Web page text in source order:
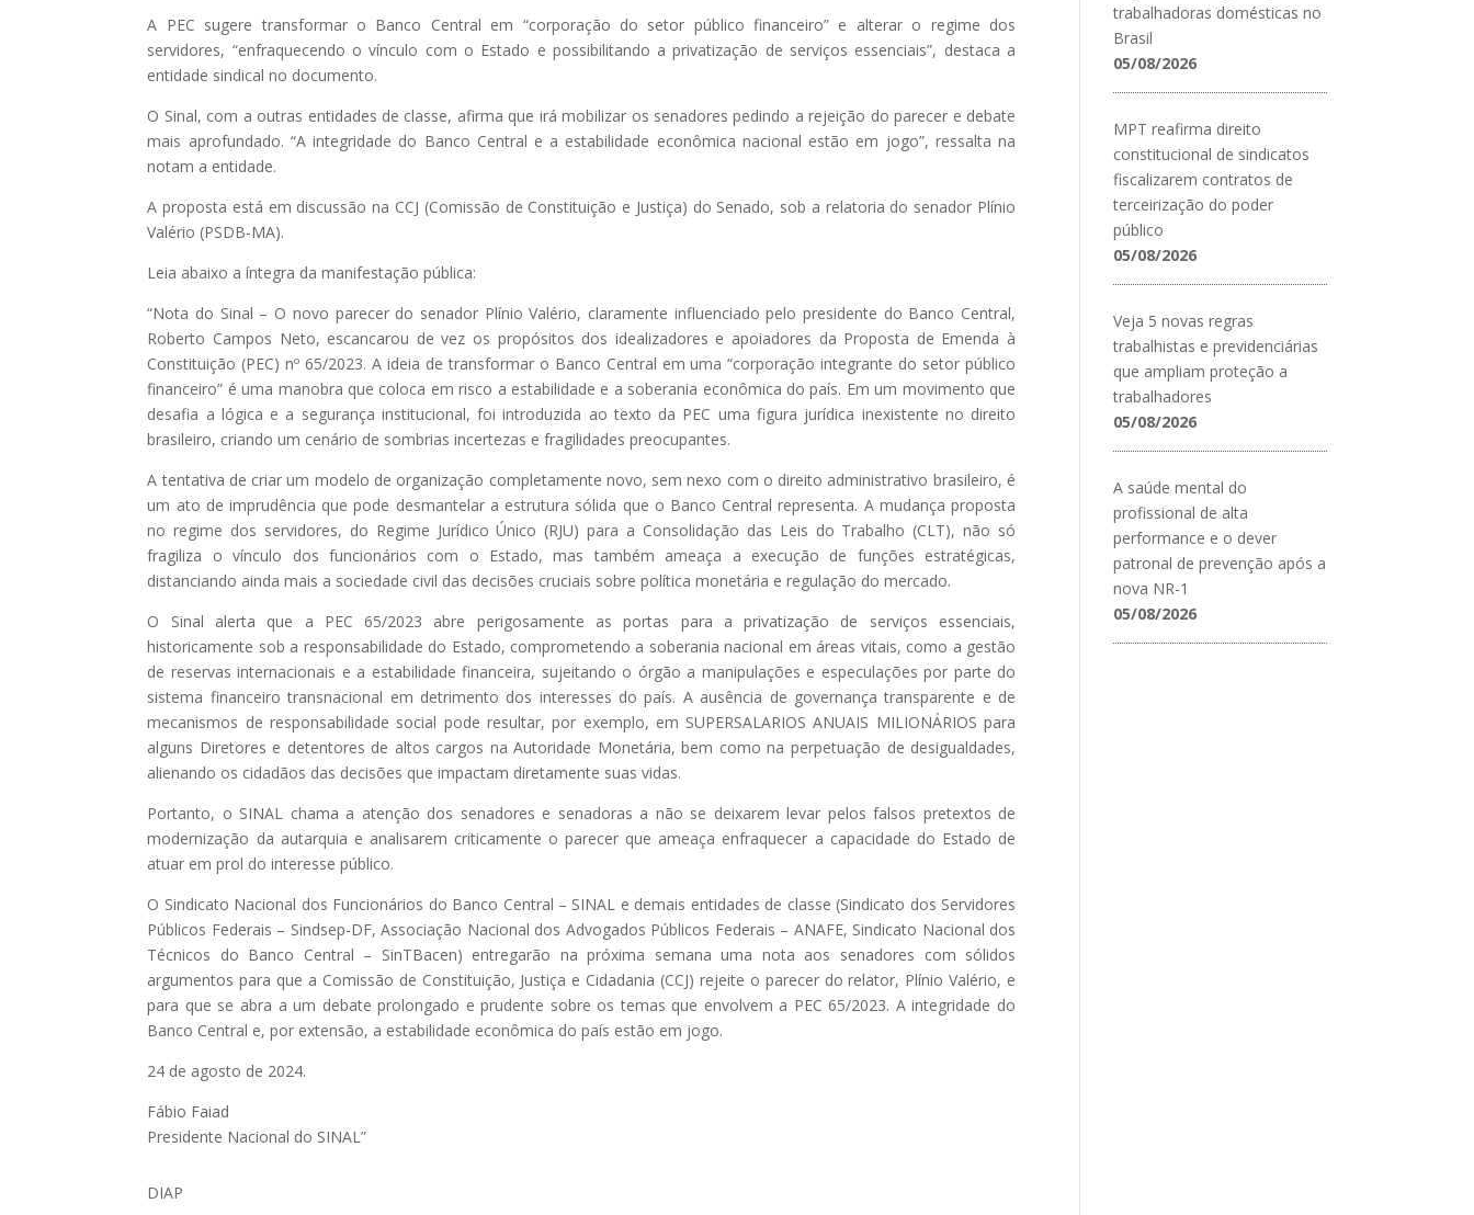
A PEC sugere transformar o Banco Central em “corporação do setor público financeiro” e alterar o regime dos
servidores, “enfraquecendo o vínculo com o Estado e possibilitando a privatização de serviços essenciais”, destaca a
entidade sindical no documento.
O Sinal, com a outras entidades de classe, afirma que irá mobilizar os senadores pedindo a rejeição do parecer e debate
mais aprofundado. “A integridade do Banco Central e a estabilidade econômica nacional estão em jogo”, ressalta na
notam a entidade.
A proposta está em discussão na CCJ (Comissão de Constituição e Justiça) do Senado, sob a relatoria do senador Plínio
Valério (PSDB-MA).
Leia abaixo a íntegra da manifestação pública:
“Nota do Sinal – O novo parecer do senador Plínio Valério, claramente influenciado pelo presidente do Banco Central,
Roberto Campos Neto, escancarou de vez os propósitos dos idealizadores e apoiadores da Proposta de Emenda à
Constituição (PEC) nº 65/2023. A ideia de transformar o Banco Central em uma “corporação integrante do setor público
financeiro” é uma manobra que coloca em risco a estabilidade e a soberania econômica do país. Em um movimento que
desafia a lógica e a segurança institucional, foi introduzida ao texto da PEC uma figura jurídica inexistente no direito
brasileiro, criando um cenário de sombrias incertezas e fragilidades preocupantes.
A tentativa de criar um modelo de organização completamente novo, sem nexo com o direito administrativo brasileiro, é
um ato de imprudência que pode desmantelar a estrutura sólida que o Banco Central representa. A mudança proposta
no regime dos servidores, do Regime Jurídico Único (RJU) para a Consolidação das Leis do Trabalho (CLT), não só
fragiliza o vínculo dos funcionários com o Estado, mas também ameaça a execução de funções estratégicas,
distanciando ainda mais a sociedade civil das decisões cruciais sobre política monetária e regulação do mercado.
O Sinal alerta que a PEC 65/2023 abre perigosamente as portas para a privatização de serviços essenciais,
historicamente sob a responsabilidade do Estado, comprometendo a soberania nacional em áreas vitais, como a gestão
de reservas internacionais e a estabilidade financeira, sujeitando o órgão a manipulações e especulações por parte do
sistema financeiro transnacional em detrimento dos interesses do país. A ausência de governança transparente e de
mecanismos de responsabilidade social pode resultar, por exemplo, em SUPERSALARIOS ANUAIS MILIONÁRIOS para
alguns Diretores e detentores de altos cargos na Autoridade Monetária, bem como na perpetuação de desigualdades,
alienando os cidadãos das decisões que impactam diretamente suas vidas.
Portanto, o SINAL chama a atenção dos senadores e senadoras a não se deixarem levar pelos falsos pretextos de
modernização da autarquia e analisarem criticamente o parecer que ameaça enfraquecer a capacidade do Estado de
atuar em prol do interesse público.
O Sindicato Nacional dos Funcionários do Banco Central – SINAL e demais entidades de classe (Sindicato dos Servidores
Públicos Federais – Sindsep-DF, Associação Nacional dos Advogados Públicos Federais – ANAFE, Sindicato Nacional dos
Técnicos do Banco Central – SinTBacen) entregarão na próxima semana uma nota aos senadores com sólidos
argumentos para que a Comissão de Constituição, Justiça e Cidadania (CCJ) rejeite o parecer do relator, Plínio Valério, e
para que se abra a um debate prolongado e prudente sobre os temas que envolvem a PEC 65/2023. A integridade do
Banco Central e, por extensão, a estabilidade econômica do país estão em jogo.
24 de agosto de 2024.
Fábio Faiad
Presidente Nacional do SINAL”
DIAP
trabalhadoras domésticas no
Brasil
05/08/2026
MPT reafirma direito
constitucional de sindicatos
fiscalizarem contratos de
terceirização do poder
público
05/08/2026
Veja 5 novas regras
trabalhistas e previdenciárias
que ampliam proteção a
trabalhadores
05/08/2026
A saúde mental do
profissional de alta
performance e o dever
patronal de prevenção após a
nova NR-1
05/08/2026